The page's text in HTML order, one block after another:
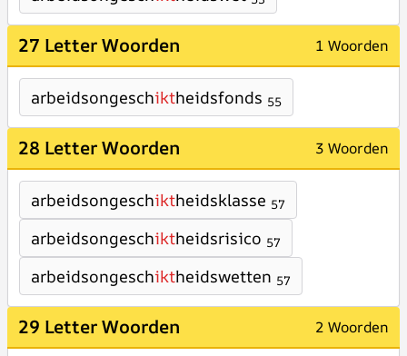
27 Letter Woorden 1 Woorden
arbeidsongeschiktheidsfonds 55
28 Letter Woorden 3 Woorden
arbeidsongeschiktheidsklasse 57
arbeidsongeschiktheidsrisico 57
arbeidsongeschiktheidswetten 57
29 Letter Woorden 2 Woorden